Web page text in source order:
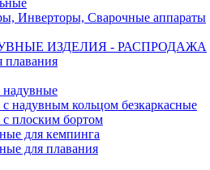
Инверторы, Сварочные аппараты
ИЗДЕЛИЯ - РАСПРОДАЖА
плавания
надувные
надувным кольцом безкаркасные
плоским бортом
для кемпинга
для плавания